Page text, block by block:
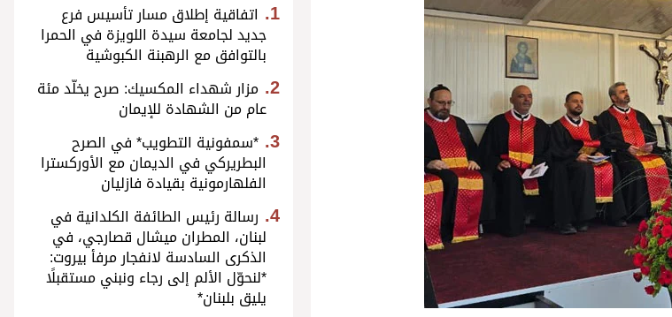
اتفاقية إطلاق مسار تأسيس فرع
جديد لجامعة سيدة اللويزة في الحمرا
بالتوافق مع الرهبنة الكبوشية
مزار شهداء المكسيك: صرح يخلّد مئة
عام من الشهادة للإيمان
*سمفونية التطويب* في الصرح
البطريركي في الديمان مع الأوركسترا
الفلهارمونية بقيادة فازليان
رسالة رئيس الطائفة الكلدانية في
لبنان، المطران ميشال قصارجي، في
الذكرى السادسة لانفجار مرفأ بيروت:
*لنحوّل الألم إلى رجاء ونبني مستقبلًا
يليق بلبنان*